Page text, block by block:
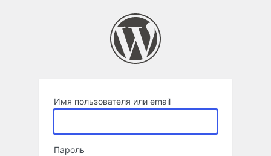
Имя пользователя или email
Пароль